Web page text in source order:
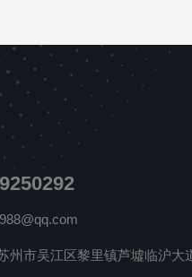
州市吴江区黎里镇芦墟临沪大